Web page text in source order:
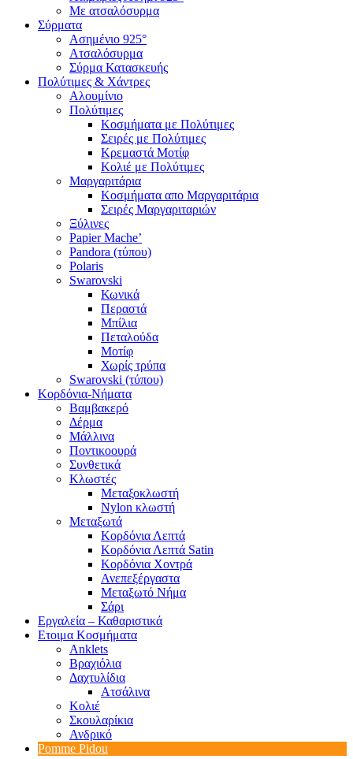
Με ατσαλόσυρμα
Σύρματα
Ασημένιο 925°
Ατσαλόσυρμα
Σύρμα Κατασκευής
Πολύτιμες & Χάντρες
Αλουμίνιο
Πολύτιμες
Κοσμήματα με Πολύτιμες
Σειρές με Πολύτιμες
Κρεμαστά Μοτίφ
Κολιέ με Πολύτιμες
Μαργαριτάρια
Κοσμήματα απο Μαργαριτάρια
Σειρές Μαργαριταριών
Ξύλινες
Papier Mache’
Pandora (τύπου)
Polaris
Swarovski
Κωνικά
Περαστά
Μπίλια
Πεταλούδα
Μοτίφ
Χωρίς τρύπα
Swarovski (τύπου)
Κορδόνια-Νήματα
Βαμβακερό
Δέρμα
Μάλλινα
Ποντικοουρά
Συνθετικά
Κλωστές
Μεταξοκλωστή
Nylon κλωστή
Μεταξωτά
Κορδόνια Λεπτά
Κορδόνια Λεπτά Satin
Κορδόνια Χοντρά
Ανεπεξέργαστα
Μεταξωτό Νήμα
Σάρι
Εργαλεία – Καθαριστικά
Ετοιμα Κοσμήματα
Anklets
Βραχιόλια
Δαχτυλίδια
Ατσάλινα
Κολιέ
Σκουλαρίκια
Ανδρικό
Pomme Pidou